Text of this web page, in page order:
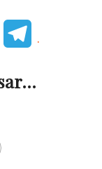
Email .